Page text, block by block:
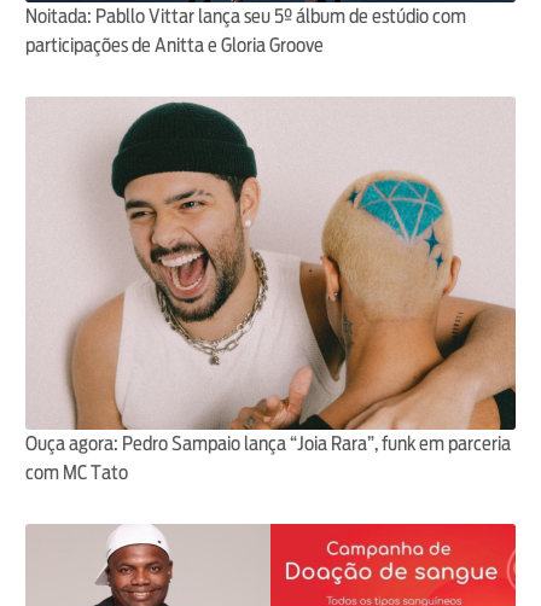
Noitada: Pabllo Vittar lança seu 5º álbum de estúdio com
participações de Anitta e Gloria Groove
Ouça agora: Pedro Sampaio lança “Joia Rara”, funk em parceria
com MC Tato